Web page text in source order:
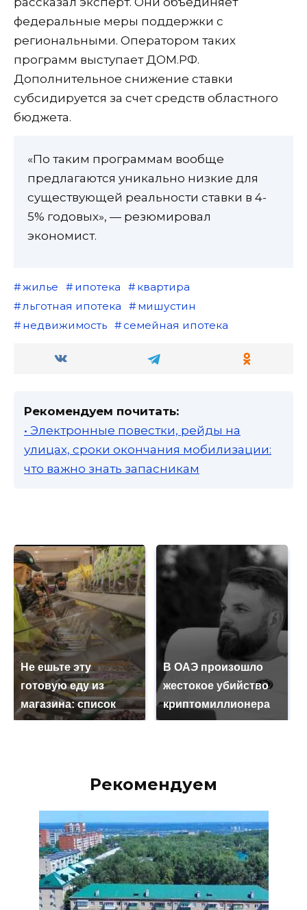
федеральные меры поддержки с
региональными. Оператором таких
программ выступает ДОМ.РФ.
Дополнительное снижение ставки
субсидируется за счет средств областного
бюджета.
«По таким программам вообще
предлагаются уникально низкие для
существующей реальности ставки в 4-
5% годовых», — резюмировал
экономист.
жилье ипотека
квартира
льготная ипотека
мишустин
недвижимость
семейная ипотека
Рекомендуем почитать:
• Электронные повестки, рейды на
улицах, сроки окончания мобилизации:
что важно знать запасникам
Не ешьте эту
готовую еду из
магазина: список
В ОАЭ произошло
жестокое убийство
криптомиллионера
Рекомендуем